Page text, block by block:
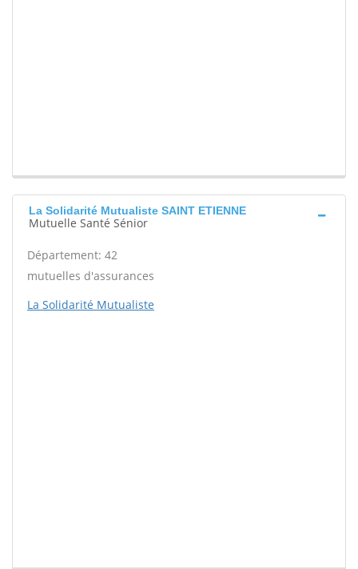
La Solidarité Mutualiste SAINT ETIENNE
Mutuelle Santé Sénior
Département: 42
mutuelles d'assurances
La Solidarité Mutualiste